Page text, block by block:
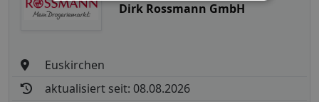
Dirk Rossmann GmbH
Euskirchen
aktualisiert seit: 08.08.2026